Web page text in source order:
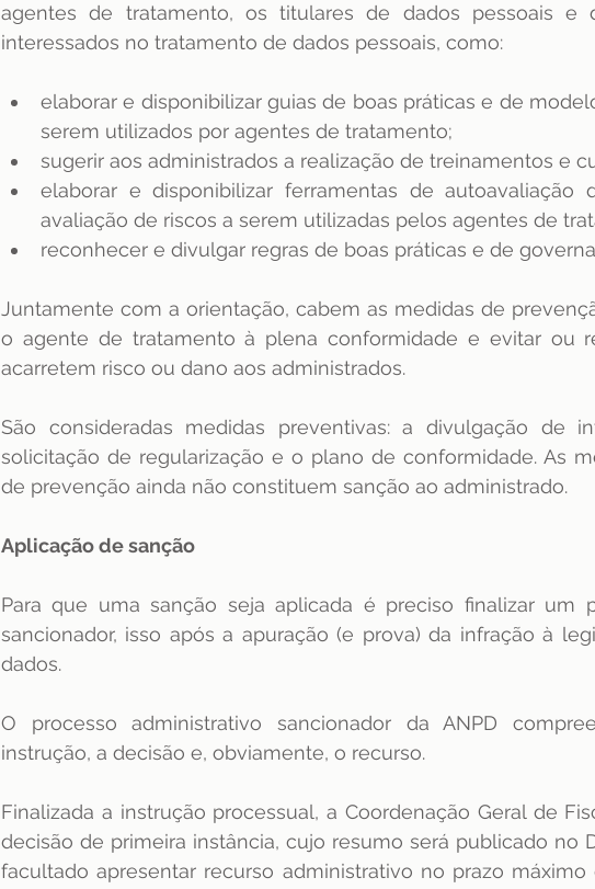
agentes de tratamento, os titulares de dados pessoais e
interessados no tratamento de dados pessoais, como:
elaborar e disponibilizar guias de boas práticas e de
serem utilizados por agentes de tratamento;
sugerir aos administrados a realização de treinamentos e
elaborar e disponibilizar ferramentas de autoavaliação
avaliação de riscos a serem utilizadas pelos agentes de
reconhecer e divulgar regras de boas práticas e de
Juntamente com a orientação, cabem as medidas de
o agente de tratamento à plena conformidade e evitar ou
acarretem risco ou dano aos administrados.
São consideradas medidas preventivas: a divulgação de
solicitação de regularização e o plano de conformidade. As
de prevenção ainda não constituem sanção ao administrado.
Aplicação de sanção
Para que uma sanção seja aplicada é preciso finalizar um
sancionador, isso após a apuração (e prova) da infração à
dados.
O processo administrativo sancionador da ANPD
instrução, a decisão e, obviamente, o recurso.
Finalizada a instrução processual, a Coordenação Geral de
decisão de primeira instância, cujo resumo será publicado no
facultado apresentar recurso administrativo no prazo máximo